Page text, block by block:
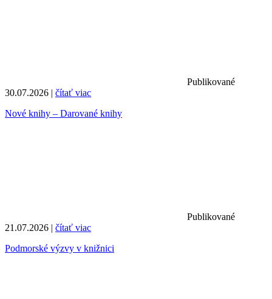
Publikované
30.07.2026 | čítať viac
Nové knihy – Darované knihy
Publikované
21.07.2026 | čítať viac
Podmorské výzvy v knižnici